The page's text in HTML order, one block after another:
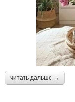
читать дальше →